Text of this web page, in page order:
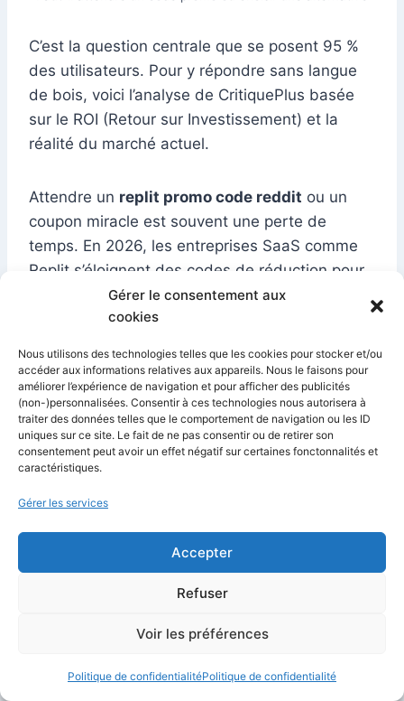
Gérer le consentement aux
cookies
Nous utilisons des technologies telles que les cookies pour stocker et/ou
accéder aux informations relatives aux appareils. Nous le faisons pour
améliorer l’expérience de navigation et pour afficher des publicités
(non-)personnalisées. Consentir à ces technologies nous autorisera à
traiter des données telles que le comportement de navigation ou les ID
uniques sur ce site. Le fait de ne pas consentir ou de retirer son
consentement peut avoir un effet négatif sur certaines fonctonnalités et
caractéristiques.
Gérer les services
Accepter
Refuser
Voir les préférences
Politique de confidentialitéPolitique de confidentialité
C’est la question centrale que se posent 95 %
des utilisateurs. Pour y répondre sans langue
de bois, voici l’analyse de CritiquePlus basée
sur le ROI (Retour sur Investissement) et la
réalité du marché actuel.
Attendre un replit promo code reddit ou un
coupon miracle est souvent une perte de
temps. En 2026, les entreprises SaaS comme
Replit s’éloignent des codes de réduction pour
protéger leur valeur de marque.
Si vous avez le budget : Prenez
l’abonnement annuel Replit. C’est la seule
vraie « promo » garantie et fonctionnelle.
Si vous êtes étudiant :Foncez sur le
GitHub Student Pack.
Si vous voulez le prix le plus bas possible
Prendre la décision stratégique
Code